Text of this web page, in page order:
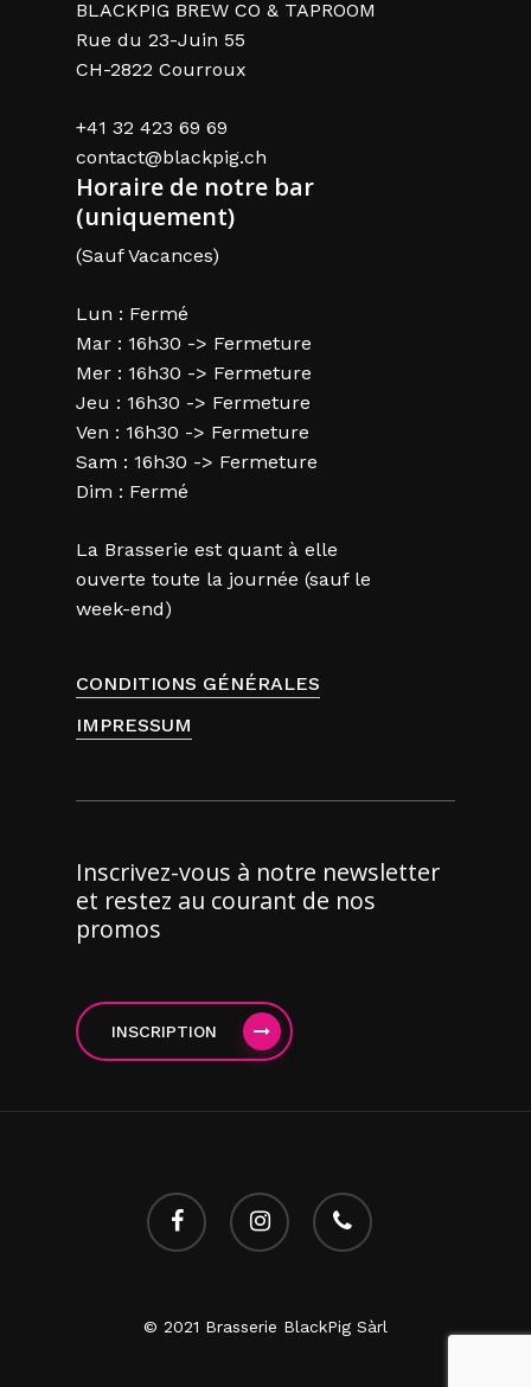
BLACKPIG BREW CO & TAPROOM
Rue du 23-Juin 55
CH-2822 Courroux
+41 32 423 69 69
contact@blackpig.ch
Horaire de notre bar
(uniquement)
(Sauf Vacances)
Lun : Fermé
Mar : 16h30 -> Fermeture
Mer : 16h30 -> Fermeture
Jeu : 16h30 -> Fermeture
Ven : 16h30 -> Fermeture
Sam : 16h30 -> Fermeture
Dim : Fermé
La Brasserie est quant à elle
ouverte toute la journée (sauf le
week-end)
CONDITIONS GÉNÉRALES
IMPRESSUM
Inscrivez-vous à notre newsletter
et restez au courant de nos
promos
INSCRIPTION
facebook instagram phone
© 2021 Brasserie BlackPig Sàrl